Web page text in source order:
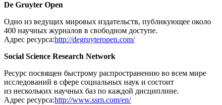
De Gruyter Open
Одно из ведущих мировых издательств, публикующее около
400 научных журналов в свободном доступе.
Адрес ресурса:http://degruyteropen.com/
Social Science Research Network
Ресурс посвящен быстрому распространению во всем мире
исследований в сфере социальных наук и состоит
из нескольких научных баз по каждой дисциплине.
Адрес ресурса:http://www.ssrn.com/en/